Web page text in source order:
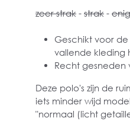
zeer strak - strak -
Geschikt voor
vallende kleding
Recht gesneden
Deze polo's zijn de
iets minder wijd
"normaal (licht